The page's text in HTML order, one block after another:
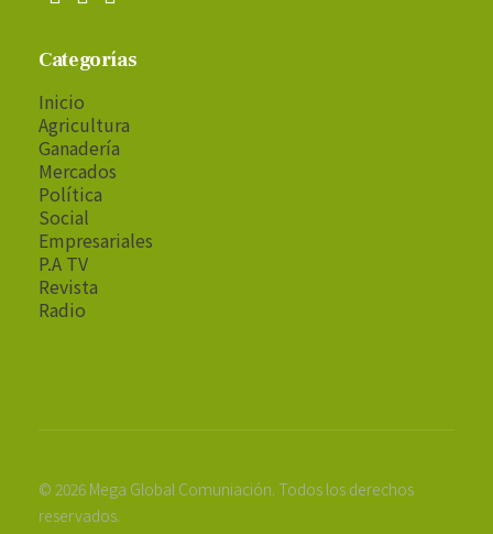
Categorías
Inicio
Agricultura
Ganadería
Mercados
Política
Social
Empresariales
P.A TV
Revista
Radio
© 2026 Mega Global Comuniación. Todos los derechos
reservados.